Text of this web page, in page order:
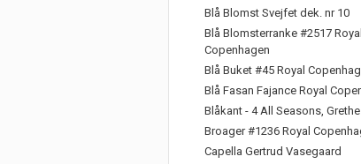
Blå Blomst Svejfet dek. nr 10
Blå Blomsterranke #2517 Royal
Copenhagen
Blå Buket #45 Royal
Blå Fasan Fajance Royal
Blåkant - 4 All Seasons,
Broager #1236 Royal
Capella Gertrud Vasegaard